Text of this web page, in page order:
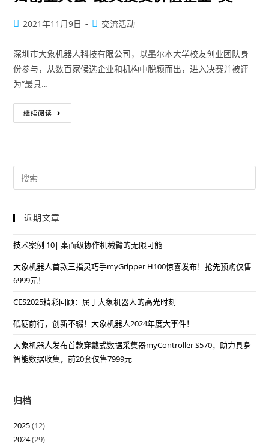
2021年11月9日 交流活动
深圳市大象机器人科技有限公司，以墨尔本大学校友创业团队身
份参与，从数百家候选企业和机构中脱颖而出，进入决赛并被评
为“最具…
继续阅读
近期文章
技术案例 10| 桌面级协作机械臂的无限可能
大象机器人首款三指灵巧手myGripper H100惊喜发布！抢先预购仅售
6999元！
CES2025精彩回顾：属于大象机器人的高光时刻
砥砺前行，创新不辍！大象机器人2024年度大事件！
大象机器人发布首款穿戴式数据采集器myController S570，助力具身
智能数据收集，前20套仅售7999元
归档
2025(12)
2024(29)